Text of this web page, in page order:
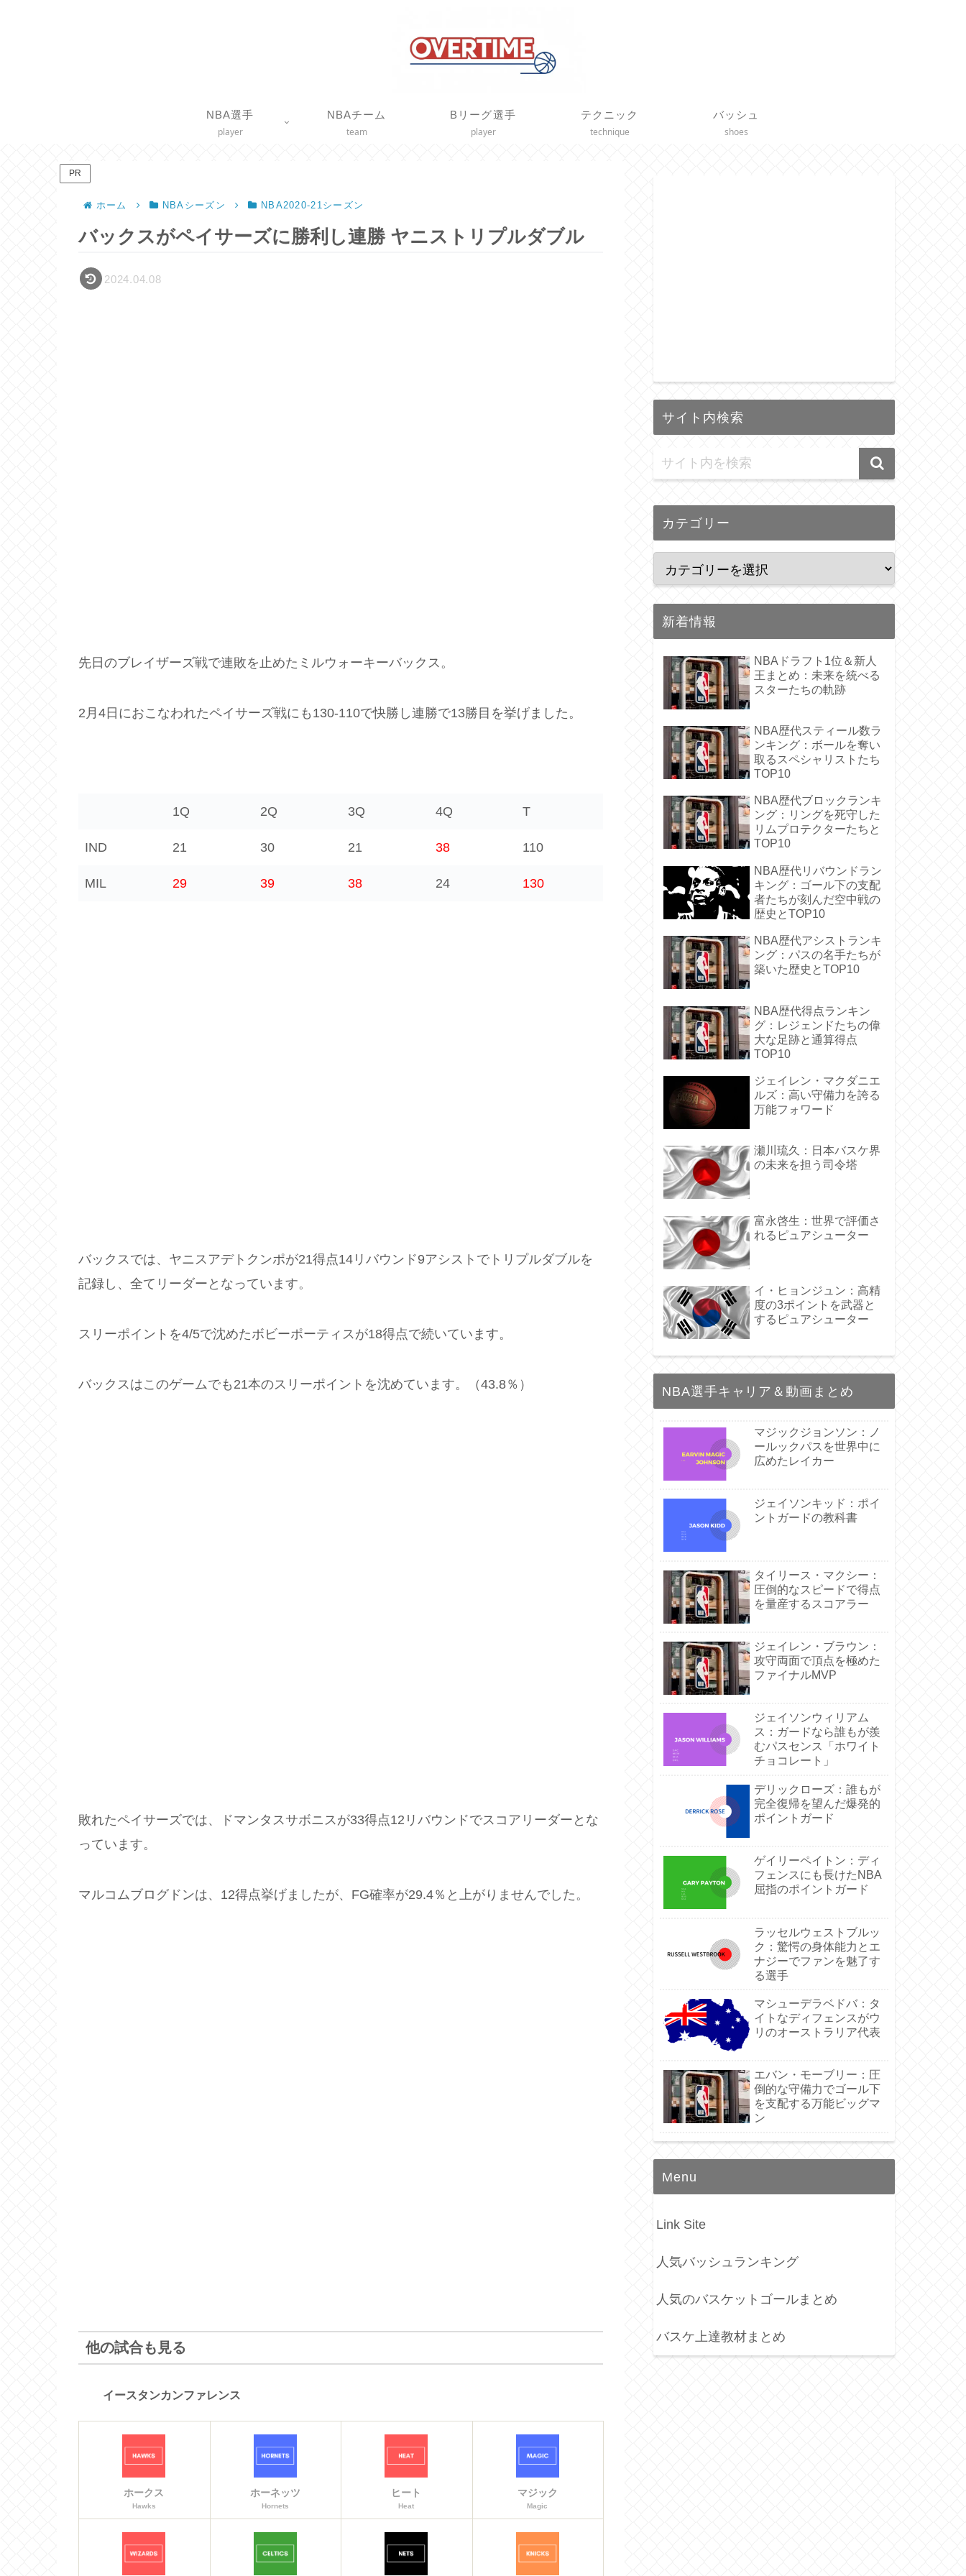
NBA選手
player
NBAチーム
team
Bリーグ選手
player
テクニック
technique
バッシュ
shoes
PR
ホーム NBAシーズン NBA2020-21シーズン
バックスがペイサーズに勝利し連勝 ヤニストリプルダブル
2024.04.08
先日のブレイザーズ戦で連敗を止めたミルウォーキーバックス。
2月4日におこなわれたペイサーズ戦にも130-110で快勝し連勝で13勝目を挙げました。
1Q 2Q 3Q 4Q T
IND 21 30 21 38 110
MIL 29 39 38 24 130
バックスでは、ヤニスアデトクンポが21得点14リバウンド9アシストでトリプルダブルを
記録し、全てリーダーとなっています。
スリーポイントを4/5で沈めたボビーポーティスが18得点で続いています。
バックスはこのゲームでも21本のスリーポイントを沈めています。（43.8％）
敗れたペイサーズでは、ドマンタスサボニスが33得点12リバウンドでスコアリーダーとな
っています。
マルコムブログドンは、12得点挙げましたが、FG確率が29.4％と上がりませんでした。
他の試合も見る
イースタンカンファレンス
ホークス
Hawks
ホーネッツ
Hornets
ヒート
Heat
マジック
Magic
サイト内検索
カテゴリー
新着情報
NBAドラフト1位＆新人
王まとめ：未来を統べる
スターたちの軌跡
NBA歴代スティール数ラ
ンキング：ボールを奪い
取るスペシャリストたち
TOP10
NBA歴代ブロックランキ
ング：リングを死守した
リムプロテクターたちと
TOP10
NBA歴代リバウンドラン
キング：ゴール下の支配
者たちが刻んだ空中戦の
歴史とTOP10
NBA歴代アシストランキ
ング：パスの名手たちが
築いた歴史とTOP10
NBA歴代得点ランキン
グ：レジェンドたちの偉
大な足跡と通算得点
TOP10
ジェイレン・マクダニエ
ルズ：高い守備力を誇る
万能フォワード
瀬川琉久：日本バスケ界
の未来を担う司令塔
富永啓生：世界で評価さ
れるピュアシューター
イ・ヒョンジュン：高精
度の3ポイントを武器と
するピュアシューター
NBA選手キャリア＆動画まとめ
マジックジョンソン：ノ
ールックパスを世界中に
広めたレイカー
ジェイソンキッド：ポイ
ントガードの教科書
タイリース・マクシー：
圧倒的なスピードで得点
を量産するスコアラー
ジェイレン・ブラウン：
攻守両面で頂点を極めた
ファイナルMVP
ジェイソンウィリアム
ス：ガードなら誰もが羨
むパスセンス「ホワイト
チョコレート」
デリックローズ：誰もが
完全復帰を望んだ爆発的
ポイントガード
ゲイリーペイトン：ディ
フェンスにも長けたNBA
屈指のポイントガード
ラッセルウェストブルッ
ク：驚愕の身体能力とエ
ナジーでファンを魅了す
る選手
マシューデラベドバ：タ
イトなディフェンスがウ
リのオーストラリア代表
エバン・モーブリー：圧
倒的な守備力でゴール下
を支配する万能ビッグマ
ン
Menu
Link Site
人気バッシュランキング
人気のバスケットゴールまとめ
バスケ上達教材まとめ